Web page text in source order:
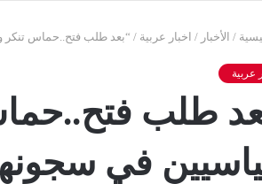
/ الأخبار / اخبار عربية / “بعد طلب فتح..حماس تنكر
عربية
طلب
في